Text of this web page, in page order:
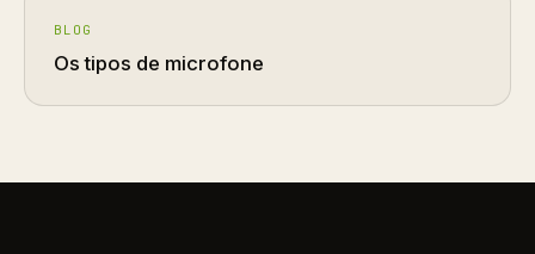
BLOG
Os tipos de microfone